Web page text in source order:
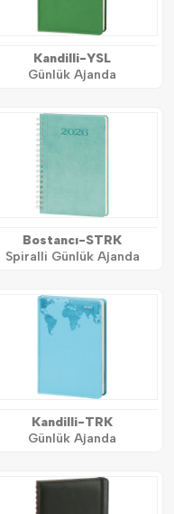
Kandilli-YSL
Günlük Ajanda
Bostancı-STRK
Spiralli Günlük Ajanda
Kandilli-TRK
Günlük Ajanda